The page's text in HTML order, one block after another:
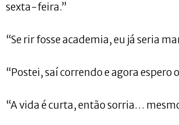
sexta-feira.”
“Se rir fosse academia, eu já seria
“Postei, saí correndo e agora espero
“A vida é curta, então sorria…